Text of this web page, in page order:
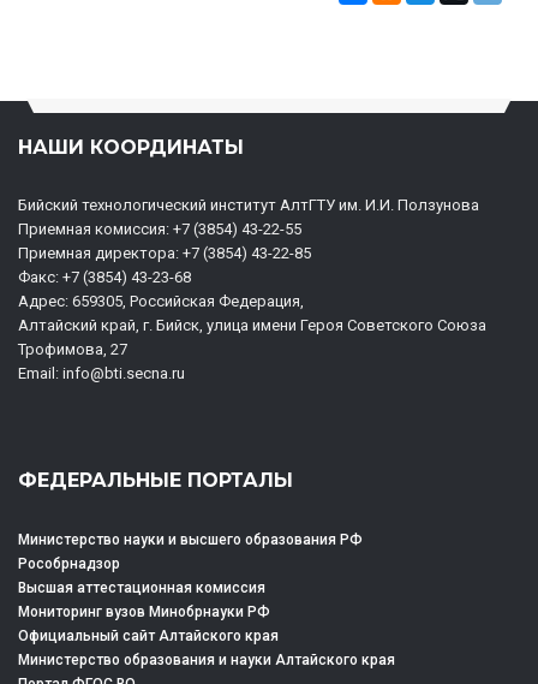
НАШИ КООРДИНАТЫ
Бийский технологический институт АлтГТУ им. И.И. Ползунова
Приемная комиссия: +7 (3854) 43-22-55
Приемная директора: +7 (3854) 43-22-85
Факс: +7 (3854) 43-23-68
Адрес: 659305, Российская Федерация,
Алтайский край, г. Бийск, улица имени Героя Советского Союза
Трофимова, 27
Email: info@bti.secna.ru
ФЕДЕРАЛЬНЫЕ ПОРТАЛЫ
Министерство науки и высшего образования РФ
Рособрнадзор
Высшая аттестационная комиссия
Мониторинг вузов Минобрнауки РФ
Официальный сайт Алтайского края
Министерство образования и науки Алтайского края